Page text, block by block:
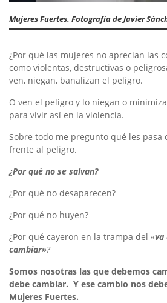
Mujeres Fuertes. Fotografía de Javier
¿Por qué las mujeres no aprecian las
como violentas, destructivas o
ven, niegan, banalizan el peligro.
O ven el peligro y lo niegan o
para vivir así en la violencia.
Sobre todo me pregunto qué les pasa
frente al peligro.
¿Por qué no se salvan?
¿Por qué no desaparecen?
¿Por qué no huyen?
¿Por qué cayeron en la trampa del «va
cambiar»?
Somos nosotras las que debemos
debe cambiar. Y ese cambio nos
Mujeres Fuertes.